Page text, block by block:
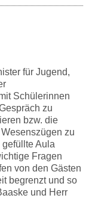
für Jugend,
Schülerinnen
zu
bzw. die
zu
Aula
Fragen
von den Gästen
begrenzt und so
und Herr